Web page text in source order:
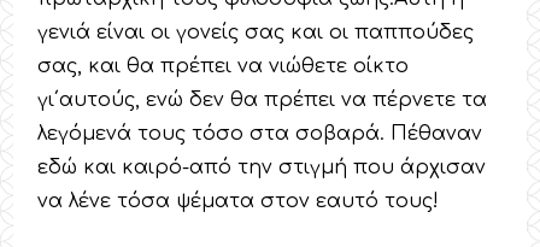
γενιά είναι οι γονείς σας και οι παππούδες
σας, και θα πρέπει να νιώθετε οίκτο
γι΄αυτούς, ενώ δεν θα πρέπει να πέρνετε τα
λεγόμενά τους τόσο στα σοβαρά. Πέθαναν
εδώ και καιρό-από την στιγμή που άρχισαν
να λένε τόσα ψέματα στον εαυτό τους!